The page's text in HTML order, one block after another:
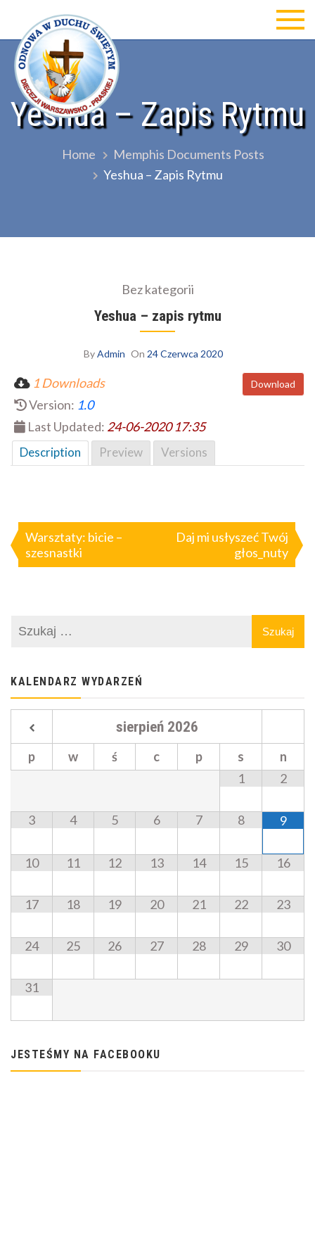
contentOdnowa w Duchu św Diecezji
Warszawsko-Praskiej
Yeshua – Zapis Rytmu
Home
Memphis Documents Posts
Yeshua – Zapis Rytmu
Bez kategorii
Yeshua – zapis rytmu
ByAdmin On 24 Czerwca 2020
Download
1 Downloads
Version: 1.0
Last Updated: 24-06-2020 17:35
Description Preview Versions
wpisu
Warsztaty: bicie –
szesnastki
Daj mi usłyszeć Twój
głos_nuty
KALENDARZ WYDARZEŃ
sierpień 2026
p w ś c p s
n
1
2
3 4 5 6 7 8 9
10 11 12 13 14 15 16
17 18 19 20 21 22 23
24 25 26 27 28 29 30
31
JESTEŚMY NA FACEBOOKU